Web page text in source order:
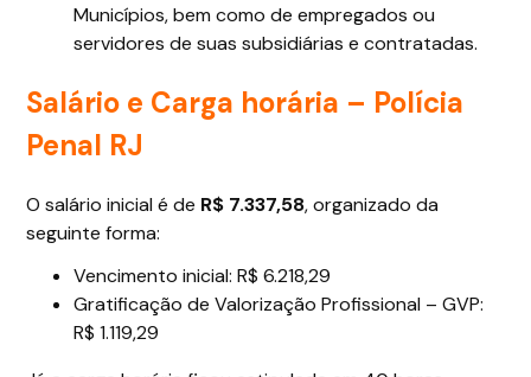
Municípios, bem como de empregados ou
servidores de suas subsidiárias e contratadas.
Salário e Carga horária – Polícia
Penal RJ
O salário inicial é de R$ 7.337,58, organizado da
seguinte forma:
Vencimento inicial: R$ 6.218,29
Gratificação de Valorização Profissional – GVP:
R$ 1.119,29